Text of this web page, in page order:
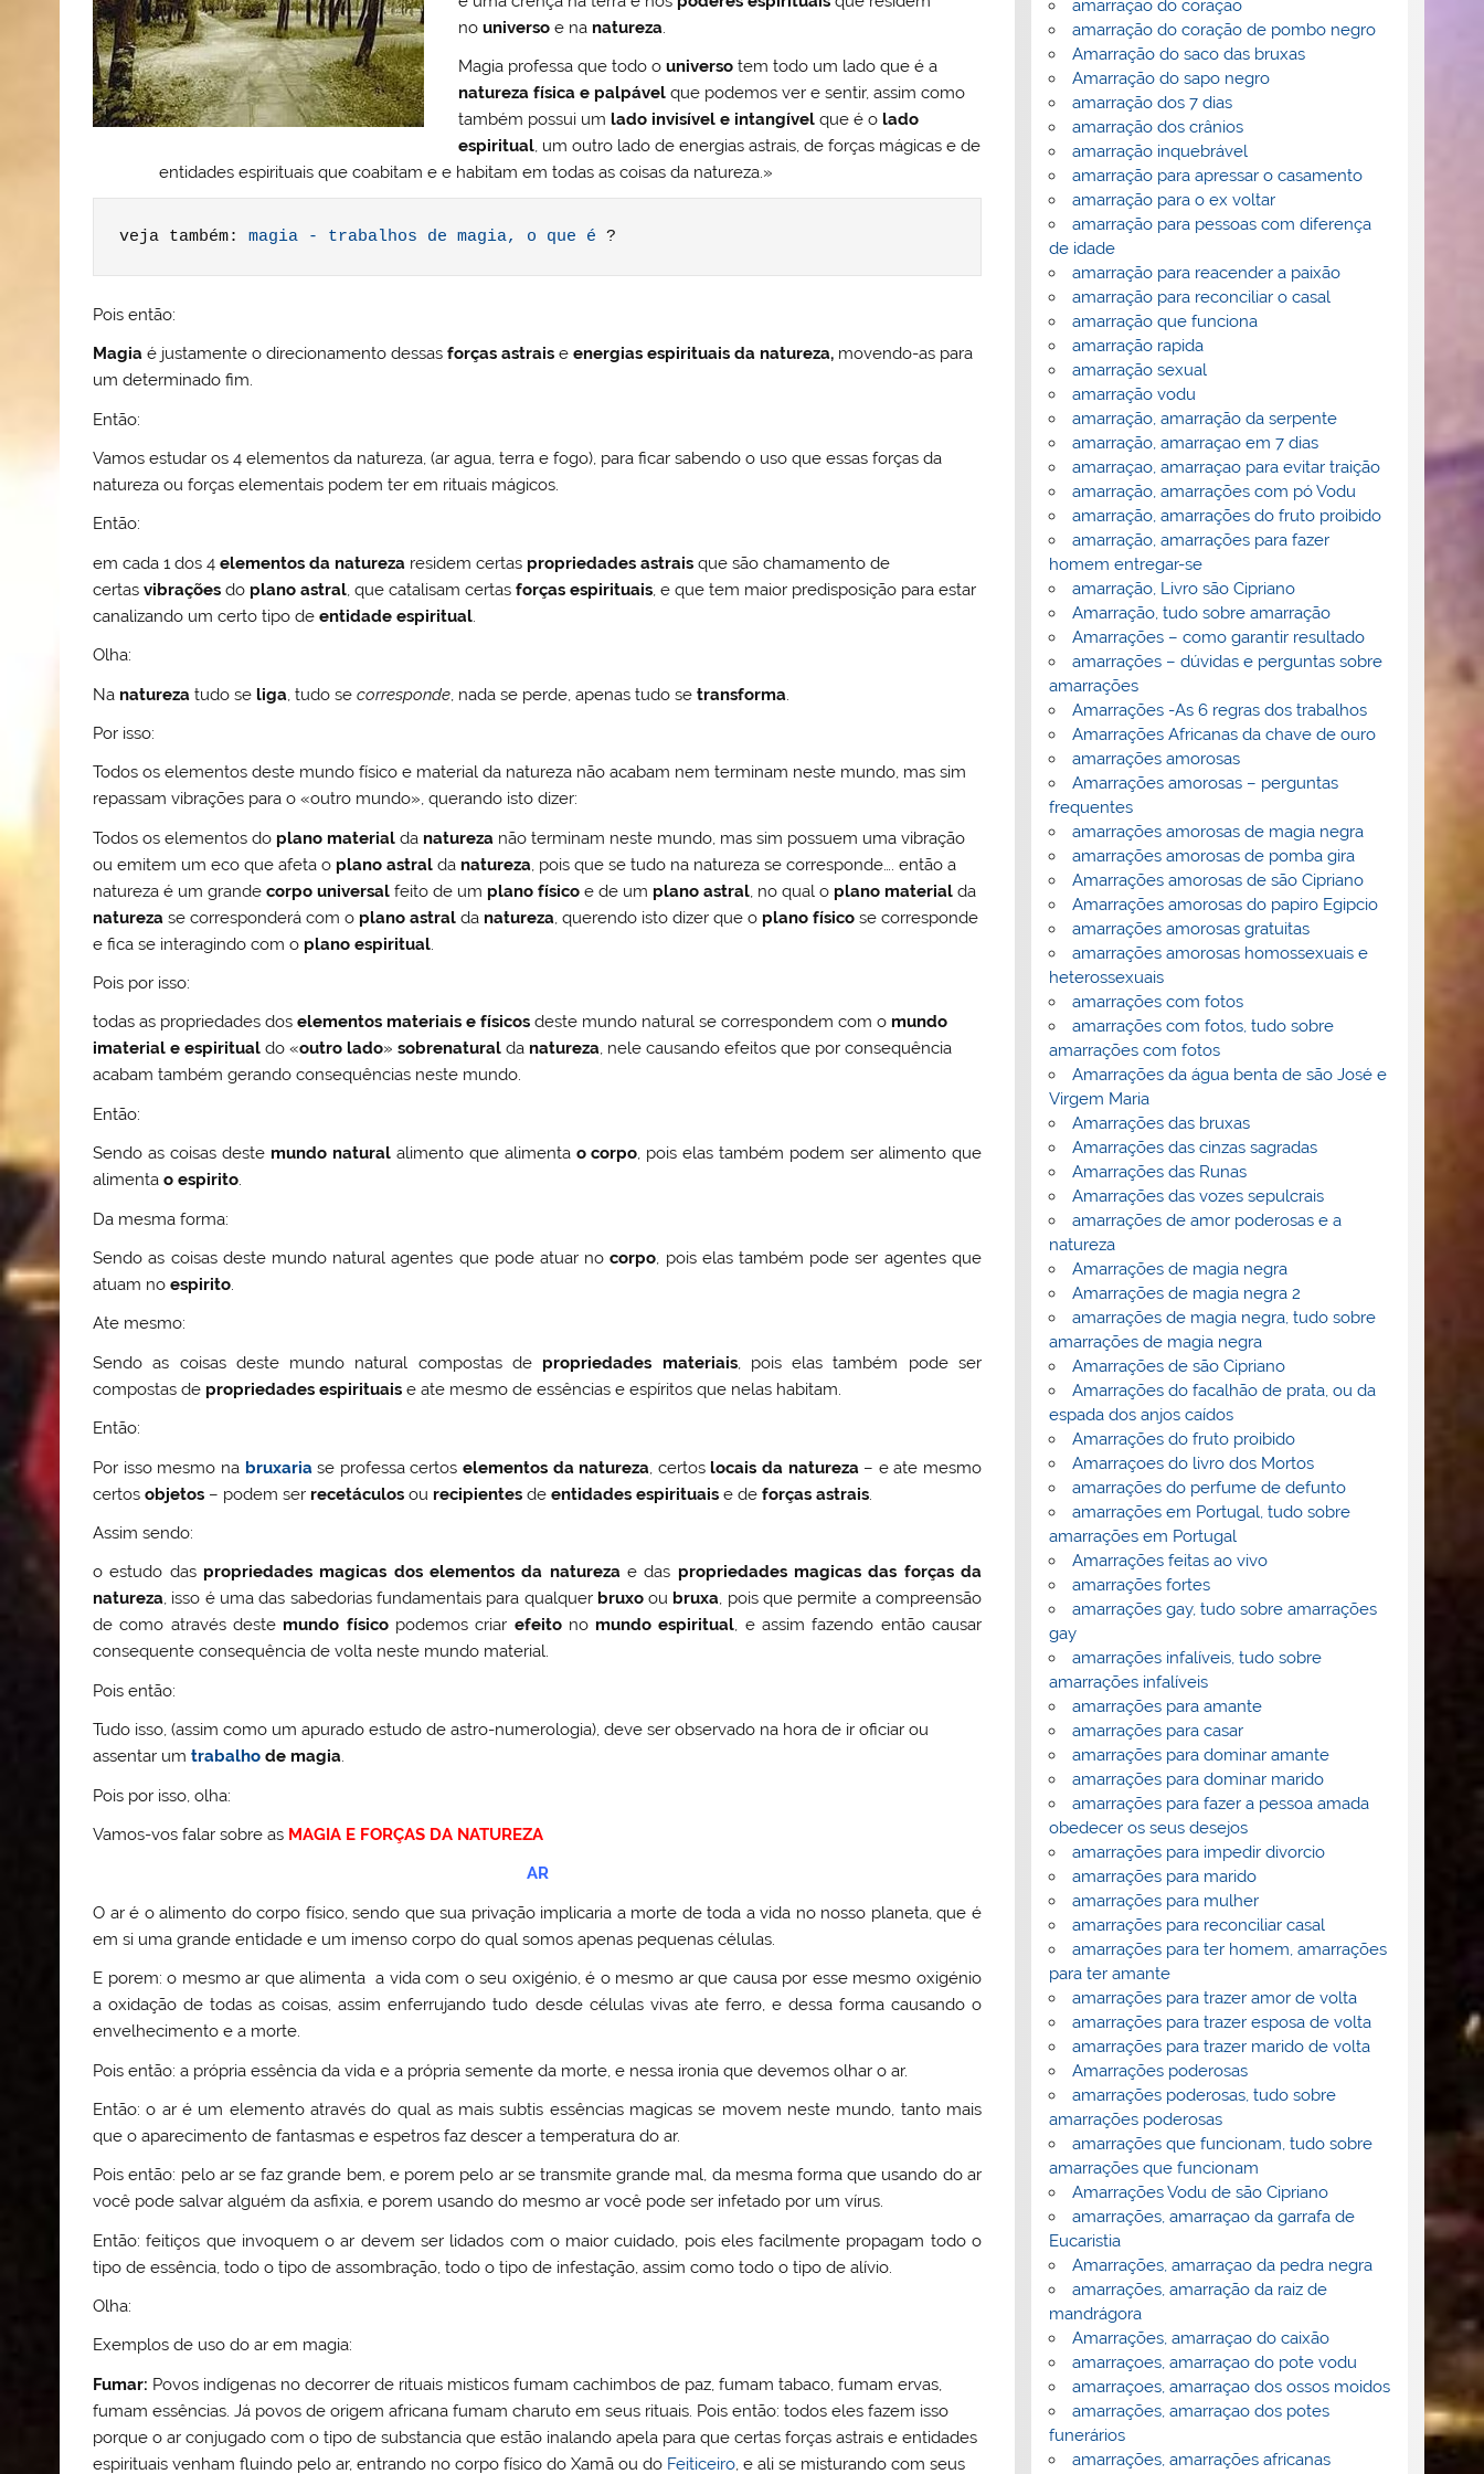
ai
l
o
k
p
o
m
no universoe na natureza.
Magia professa que todo o universotem todo um lado que é a
natureza física e palpável que podemos ver e sentir, assim como
também possui um lado invisível e intangível que é o lado
espiritual, um outro lado de energias astrais, de forças mágicas e de
entidades espirituais que coabitam e e habitam em todas as coisas da natureza.»
veja também: magia - trabalhos de magia, o que é ?
Pois então:
Magia é justamente o direcionamento dessasforças astrais eenergias espirituais da natureza, movendo-as para
um determinado fim.
Então:
Vamos estudar os 4 elementos da natureza, (ar agua, terra e fogo), para ficar sabendo o uso que essas forças da
natureza ou forças elementais podem ter em rituais mágicos.
Então:
em cada 1 dos 4elementos da natureza residem certas propriedades astrais que são chamamento de
certasvibraçõesdo plano astral, que catalisam certasforças espirituais, e que tem maior predisposição para estar
canalizando um certo tipo deentidade espiritual.
Olha:
Na natureza tudo se liga , tudo secorresponde , nada se perde, apenas tudo setransforma
Por isso:
Todos os elementos deste mundo físico e material da natureza não acabam nem terminam neste mundo, mas sim
repassam vibrações para o «outro mundo», querando isto dizer:
Todos os elementos do plano material da natureza não terminam neste mundo, mas sim possuem uma vibração
ou emitem um eco que afeta o plano astral da natureza, pois que se tudo na natureza se corresponde…. então a
natureza é um grandecorpo universal feito de um plano físico e de um plano astral, no qual o plano material da
natureza se corresponderá com o plano astral da natureza, querendo isto dizer que o plano físico se corresponde
e fica se interagindo com o plano espiritual.
Pois por isso:
todas as propriedades doselementos materiais e físicos deste mundo natural se correspondem com o mundo
imaterial e espiritual do «outro lado»sobrenatural da natureza, nele causando efeitos que por consequência
acabam também gerando consequências neste mundo.
Então:
Sendo as coisas deste mundo naturalalimento que alimenta o corpo, pois elas também podem ser alimento que
alimentao espirito.
Da mesma forma:
Sendo as coisas deste mundo natural agentes que pode atuar nocorpo, pois elas também pode ser agentes que
atuam noespirito.
Ate mesmo:
Sendo as coisas deste mundo natural compostas de propriedades materiais, pois elas também pode ser
compostas de propriedades espirituais e ate mesmo de essências e espíritos que nelas habitam.
Então:
Por isso mesmo na bruxariase professa certos elementos da natureza , certos locais da natureza– e ate mesmo
certosobjetos – podem ser recetáculos ou recipientesdeentidades espirituais e deforças astrais
Assim sendo:
o estudo das propriedades magicas dos elementos da naturezae das propriedades magicas das forças da
natureza, isso é uma das sabedorias fundamentais para qualquer bruxo ou bruxa, pois que permite a compreensão
de como através deste mundo físicopodemos criar efeitono mundo espiritual, e assim fazendo então causar
consequente consequência de volta neste mundo material.
Pois então:
Tudo isso, (assim como um apurado estudo de astro-numerologia), deve ser observado na hora de ir oficiar ou
assentar umtrabalho de magia.
Pois por isso, olha:
Vamos-vos falar sobre as MAGIA E FORÇAS DA NATUREZA
AR
O ar é o alimento do corpo físico, sendo que sua privação implicaria a morte de toda a vida no nosso planeta, que é
em si uma grande entidade e um imenso corpo do qual somos apenas pequenas células.
E porem: o mesmo ar que alimenta a vida com o seu oxigénio, é o mesmo ar que causa por esse mesmo oxigénio
a oxidação de todas as coisas, assim enferrujando tudo desde células vivas ate ferro, e dessa forma causando o
envelhecimento e a morte.
Pois então: a própria essência da vida e a própria semente da morte, e nessa ironia que devemos olhar o ar.
Então: o ar é um elemento através do qual as mais subtis essências magicas se movem neste mundo, tanto mais
que o aparecimento de fantasmas e espetros faz descer a temperatura do ar.
Pois então: pelo ar se faz grande bem, e porem pelo ar se transmite grande mal, da mesma forma que usando do ar
você pode salvar alguém da asfixia, e porem usando do mesmo ar você pode ser infetado por um vírus.
Então: feitiços que invoquem o ar devem ser lidados com o maior cuidado, pois eles facilmente propagam todo o
tipo de essência, todo o tipo de assombração, todo o tipo de infestação, assim como todo o tipo de alívio.
Olha:
Exemplos de uso do ar em magia:
Fumar: Povos indígenas no decorrer de rituais misticos fumam cachimbos de paz, fumam tabaco, fumam ervas,
fumam essências. Já povos de origem africana fumam charuto em seus rituais. Pois então: todos eles fazem isso
porque o ar conjugado com o tipo de substancia que estão inalando apela para que certas forças astrais e entidades
espirituais venham fluindo pelo ar, entrando no corpo físico do Xamã ou do Feiticeiro, e ali se misturando com seus
amarração do coração
amarração do coração de pombo negro
Amarração do saco das bruxas
Amarração do sapo negro
amarração dos 7 dias
amarração dos crânios
amarração inquebrável
amarração para apressar o casamento
amarração para o ex voltar
amarração para pessoas com diferença
de idade
amarração para reacender a paixão
amarração para reconciliar o casal
amarração que funciona
amarração rapida
amarração sexual
amarração vodu
amarração, amarração da serpente
amarração, amarraçao em 7 dias
amarraçao, amarraçao para evitar traição
amarração, amarrações com pó Vodu
amarração, amarrações do fruto proibido
amarração, amarrações para fazer
homem entregar-se
amarração, Livro são Cipriano
Amarração, tudo sobre amarração
Amarrações – como garantir resultado
amarrações – dúvidas e perguntas sobre
amarrações
Amarrações -As 6 regras dos trabalhos
Amarrações Africanas da chave de ouro
amarrações amorosas
Amarrações amorosas – perguntas
frequentes
amarrações amorosas de magia negra
amarrações amorosas de pomba gira
Amarrações amorosas de são Cipriano
Amarrações amorosas do papiro Egipcio
amarrações amorosas gratuitas
amarrações amorosas homossexuais e
heterossexuais
amarrações com fotos
amarrações com fotos, tudo sobre
amarrações com fotos
Amarrações da água benta de são José e
Virgem Maria
Amarrações das bruxas
Amarrações das cinzas sagradas
Amarrações das Runas
Amarrações das vozes sepulcrais
amarrações de amor poderosas e a
natureza
Amarrações de magia negra
Amarrações de magia negra 2
amarrações de magia negra, tudo sobre
amarrações de magia negra
Amarrações de são Cipriano
Amarrações do facalhão de prata, ou da
espada dos anjos caídos
Amarrações do fruto proibido
Amarraçoes do livro dos Mortos
amarrações do perfume de defunto
amarrações em Portugal, tudo sobre
amarrações em Portugal
Amarrações feitas ao vivo
amarrações fortes
amarrações gay, tudo sobre amarrações
gay
amarrações infalíveis, tudo sobre
amarrações infalíveis
amarrações para amante
amarrações para casar
amarrações para dominar amante
amarrações para dominar marido
amarrações para fazer a pessoa amada
obedecer os seus desejos
amarrações para impedir divorcio
amarrações para marido
amarrações para mulher
amarrações para reconciliar casal
amarrações para ter homem, amarrações
para ter amante
amarrações para trazer amor de volta
amarrações para trazer esposa de volta
amarrações para trazer marido de volta
Amarrações poderosas
amarrações poderosas, tudo sobre
amarrações poderosas
amarrações que funcionam, tudo sobre
amarrações que funcionam
Amarrações Vodu de são Cipriano
amarrações, amarraçao da garrafa de
Eucaristia
Amarrações, amarraçao da pedra negra
amarrações, amarração da raiz de
mandrágora
Amarrações, amarraçao do caixão
amarraçoes, amarraçao do pote vodu
amarraçoes, amarraçao dos ossos moidos
amarrações, amarraçao dos potes
funerários
amarrações, amarrações africanas